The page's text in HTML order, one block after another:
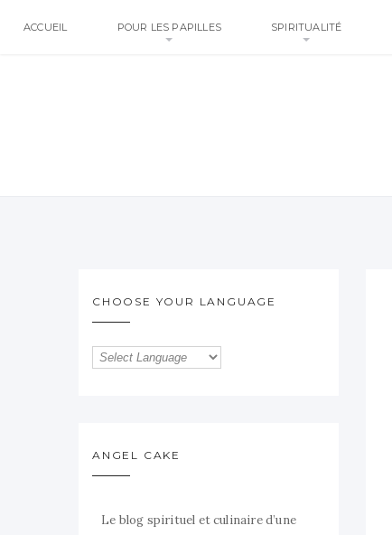
ACCUEIL POUR LES PAPILLES SPIRITUALITÉ
CHOOSE YOUR LANGUAGE
ANGEL CAKE
Le blog spirituel et culinaire d’une